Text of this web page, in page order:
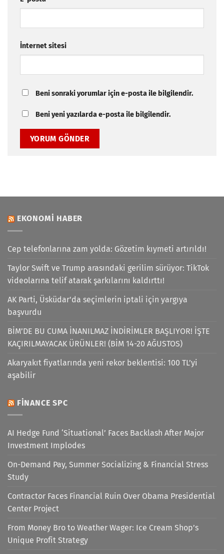
İnternet sitesi
Beni sonraki yorumlar için e-posta ile bilgilendir.
Beni yeni yazılarda e-posta ile bilgilendir.
EKONOMI HABER
Cep telefonlarına zam yolda: Gözetim kıymeti artırıldı!
Taylor Swift ve Trump arasındaki gerilim sürüyor: TikTok
videolarına telif atarak şarkılarını kaldırttı!
AK Parti, Üsküdar'da seçimlerin iptali için yargıya
başvurdu
BİM’DE BU CUMA İNANILMAZ İNDİRİMLER BAŞLIYOR! İŞTE
KAÇIRILMAYACAK ÜRÜNLER! (BİM 14-20 AĞUSTOS)
Akaryakıt fiyatlarında yeni rekor beklentisi: 100 TL’yi
aşabilir
FINANCE SPC
AI Hedge Fund ‘Situational’ Faces Backlash After Major
Investment Implodes
On-Demand Pay, Summer Socializing & Financial Stress
Study
Contractor Faces Financial Ruin Over Obama Presidential
Center Project
From Money Bro to Weather Wager: Ice Cream Shop’s
Unique Profit Strategy